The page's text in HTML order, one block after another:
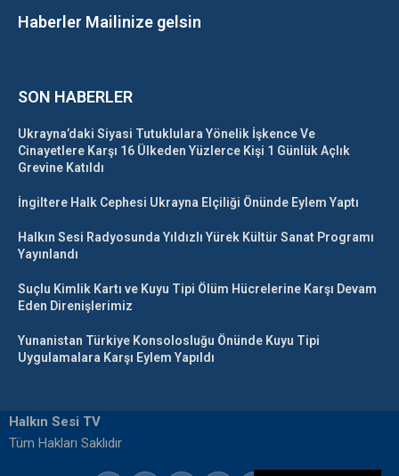
Haberler Mailinize gelsin
SON HABERLER
Ukrayna’daki Siyasi Tutuklulara Yönelik İşkence Ve
Cinayetlere Karşı 16 Ülkeden Yüzlerce Kişi 1 Günlük Açlık
Grevine Katıldı
İngiltere Halk Cephesi Ukrayna Elçiliği Önünde Eylem Yaptı
Halkın Sesi Radyosunda Yıldızlı Yürek Kültür Sanat Programı
Yayınlandı
Suçlu Kimlik Kartı ve Kuyu Tipi Ölüm Hücrelerine Karşı Devam
Eden Direnişlerimiz
Yunanistan Türkiye Konsolosluğu Önünde Kuyu Tipi
Uygulamalara Karşı Eylem Yapıldı
Halkın Sesi TV
Tüm Hakları Saklıdır